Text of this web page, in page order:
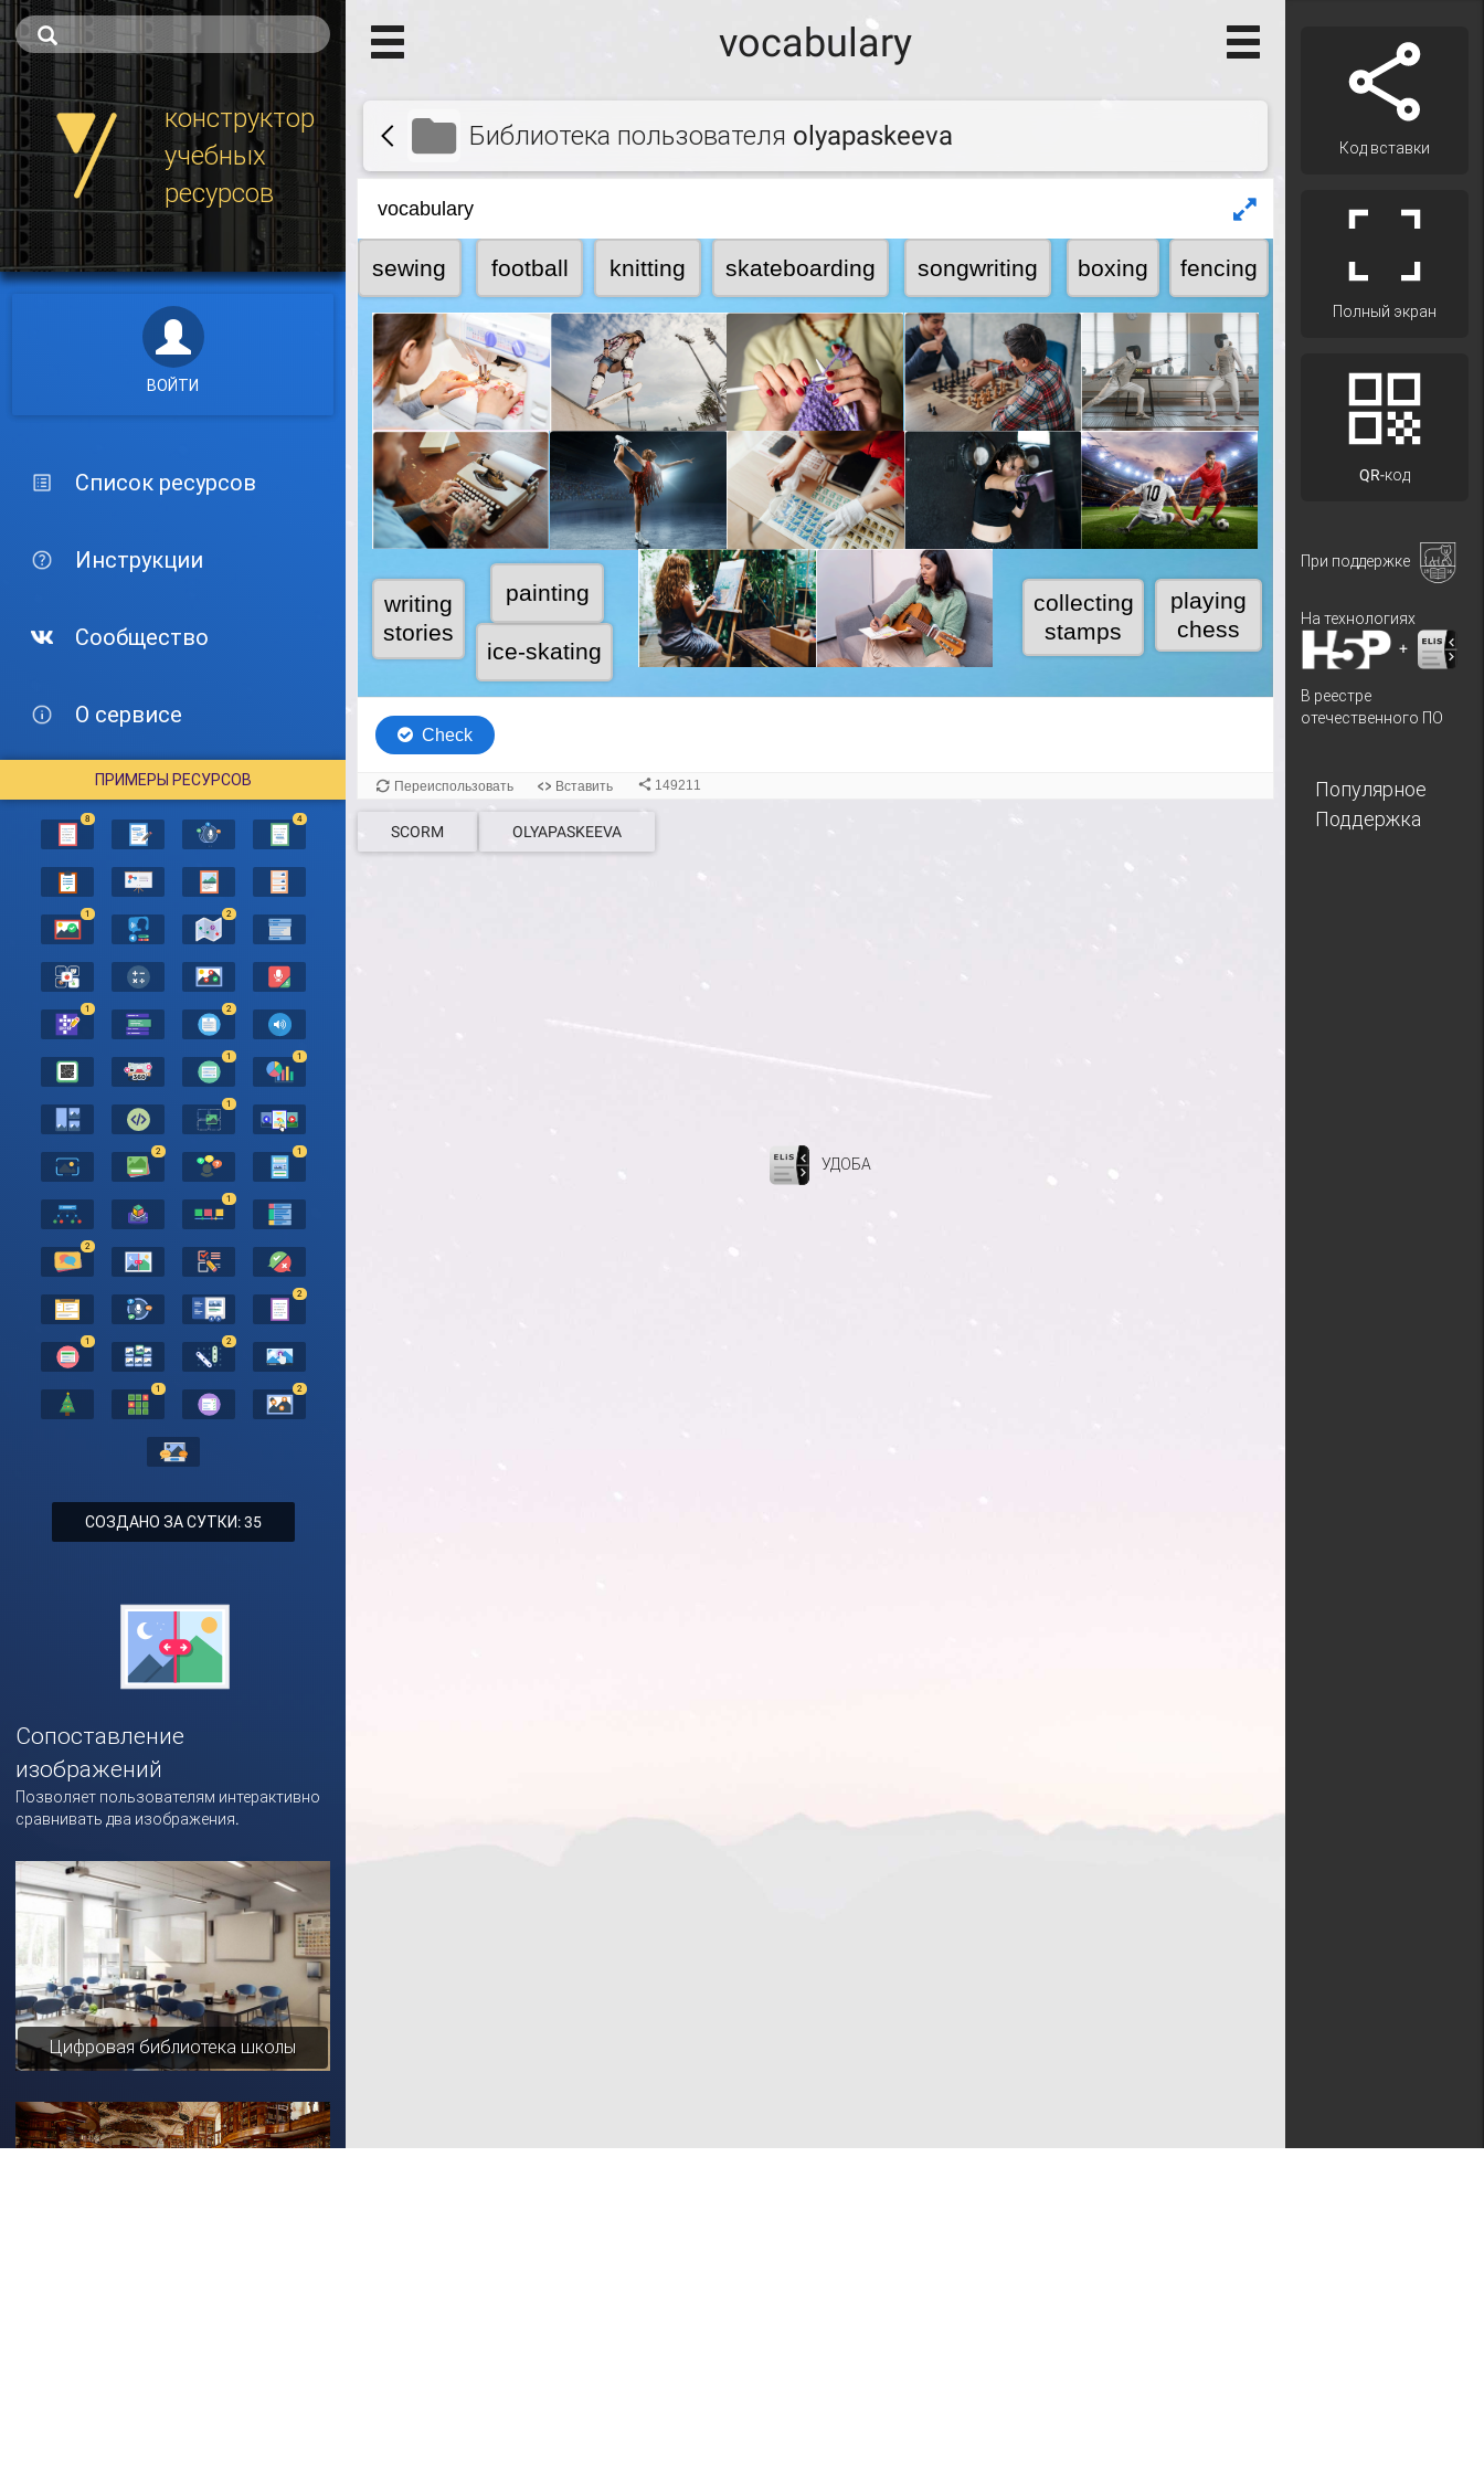
конструктор
учебных
ресурсов
ВОЙТИ
Список ресурсов
Инструкции
Сообщество
О сервисе
ПРИМЕРЫ РЕСУРСОВ
8 4
1 2
1 2
1 1
1
2 1
1
2
2
1 2
1 2
СОЗДАНО ЗА СУТКИ: 35
Сопоставление
изображений
Позволяет пользователям интерактивно
сравнивать два изображения.
Цифровая библиотека школы
vocabulary
Библиотека пользователя olyapaskeeva
SCORM OLYAPASKEEVA
УДОБА
Код вставки
Полный экран
QR-код
При поддержке
На технологиях
+
В реестре
отечественного ПО
Популярное
Поддержка